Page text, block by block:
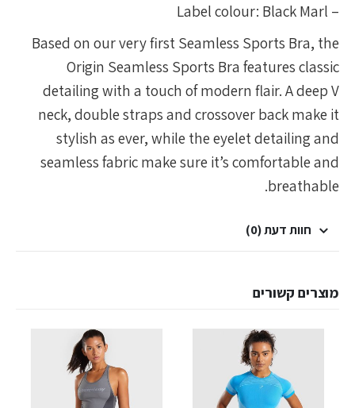
– Label colour: Black Marl
Based on our very first Seamless Sports Bra, the
Origin Seamless Sports Bra features classic
detailing with a touch of modern flair. A deep V
neck, double straps and crossover back make it
stylish as ever, while the eyelet detailing and
seamless fabric make sure it’s comfortable and
breathable.
חוות דעת (0)
מוצרים קשורים